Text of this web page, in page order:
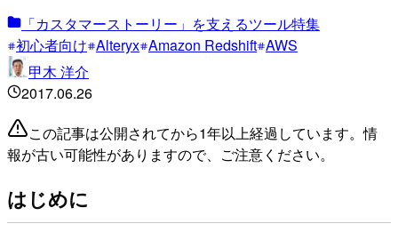
「カスタマーストーリー」を支えるツール特集
初心者向け Alteryx Amazon Redshift AWS
甲木 洋介
2017.06.26
この記事は公開されてから1年以上経過しています。情
報が古い可能性がありますので、ご注意ください。
はじめに